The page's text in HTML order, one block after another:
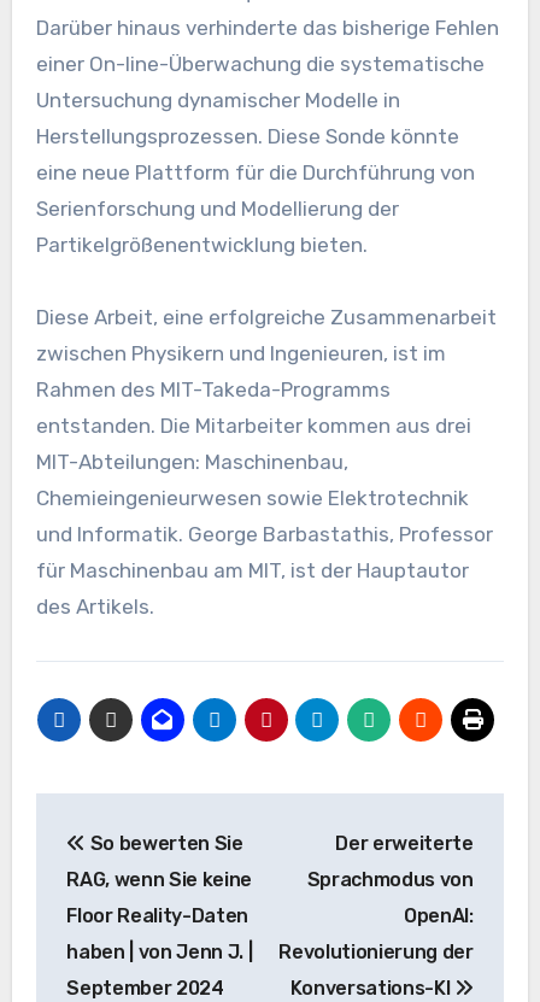
Darüber hinaus verhinderte das bisherige Fehlen
einer On-line-Überwachung die systematische
Untersuchung dynamischer Modelle in
Herstellungsprozessen. Diese Sonde könnte
eine neue Plattform für die Durchführung von
Serienforschung und Modellierung der
Partikelgrößenentwicklung bieten.
Diese Arbeit, eine erfolgreiche Zusammenarbeit
zwischen Physikern und Ingenieuren, ist im
Rahmen des MIT-Takeda-Programms
entstanden. Die Mitarbeiter kommen aus drei
MIT-Abteilungen: Maschinenbau,
Chemieingenieurwesen sowie Elektrotechnik
und Informatik. George Barbastathis, Professor
für Maschinenbau am MIT, ist der Hauptautor
des Artikels.
Navigation
So bewerten Sie
RAG, wenn Sie keine
Floor Reality-Daten
haben | von Jenn J. |
September 2024
Der erweiterte
Sprachmodus von
OpenAI:
Revolutionierung der
Konversations-KI